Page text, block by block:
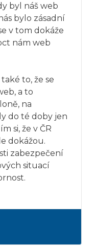
byl náš web
bylo zásadní
v tom dokáže
nám web
to, že se
a to
na
do té doby jen
si, že v ČR
dokážou.
zabezpečení
situací